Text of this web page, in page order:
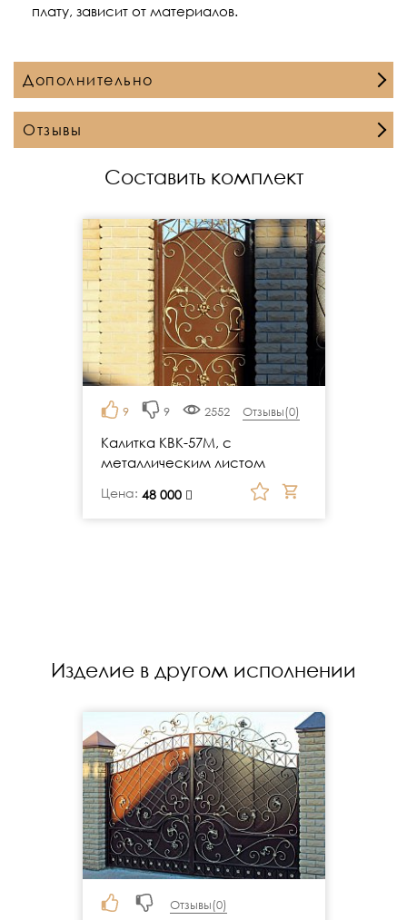
плату, зависит от материалов.
Дополнительно
Отзывы
Составить комплект
9 9 2552 Отзывы(0)
Калитка КВК-57М, с
металлическим листом
Цена: 48 000
руб.
Изделие в другом исполнении
Отзывы(0)